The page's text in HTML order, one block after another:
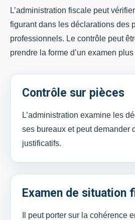
L’administration fiscale peut
figurant dans les déclarations des
professionnels. Le contrôle peut
prendre la forme d’un examen
Contrôle sur pièces
L’administration examine les
ses bureaux et peut demander
justificatifs.
Examen de situation
Il peut porter sur la cohérence